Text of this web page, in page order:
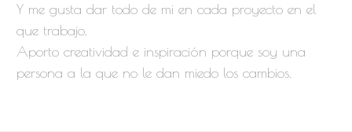
Y me gusta dar todo de mi en cada proyecto en el
que trabajo.
Aporto creatividad e inspiración porque soy una
persona a la que no le dan miedo los cambios.